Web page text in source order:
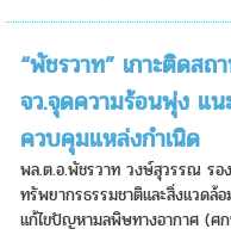
“พัชรวาท” เกาะติดส
จว.จุดความร้อนพุ่ง แน
ควบคุมแหล่งกำเนิด
พล.ต.อ.พัชรวาท วงษ์สุวรรณ รอ
ทรัพยากรธรรมชาติและสิ่งแวดล้
แก้ไขปัญหามลพิษทางอากาศ (ศ